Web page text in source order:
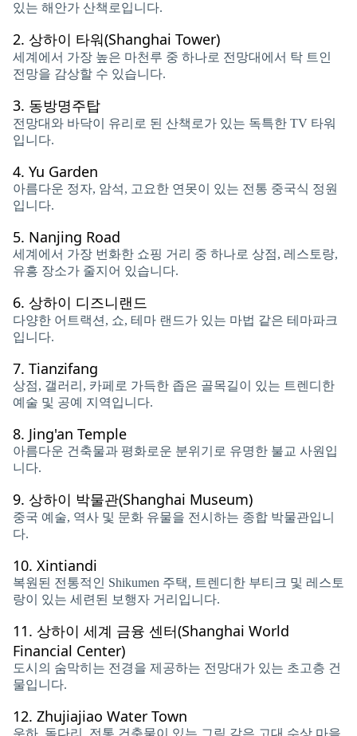
있는 해안가 산책로입니다.
2. 상하이 타워(Shanghai Tower)
세계에서 가장 높은 마천루 중 하나로 전망대에서 탁 트인
전망을 감상할 수 있습니다.
3. 동방명주탑
전망대와 바닥이 유리로 된 산책로가 있는 독특한 TV 타워
입니다.
4. Yu Garden
아름다운 정자, 암석, 고요한 연못이 있는 전통 중국식 정원
입니다.
5. Nanjing Road
세계에서 가장 번화한 쇼핑 거리 중 하나로 상점, 레스토랑,
유흥 장소가 줄지어 있습니다.
6. 상하이 디즈니랜드
다양한 어트랙션, 쇼, 테마 랜드가 있는 마법 같은 테마파크
입니다.
7. Tianzifang
상점, 갤러리, 카페로 가득한 좁은 골목길이 있는 트렌디한
예술 및 공예 지역입니다.
8. Jing'an Temple
아름다운 건축물과 평화로운 분위기로 유명한 불교 사원입
니다.
9. 상하이 박물관(Shanghai Museum)
중국 예술, 역사 및 문화 유물을 전시하는 종합 박물관입니
다.
10. Xintiandi
복원된 전통적인 Shikumen 주택, 트렌디한 부티크 및 레스토
랑이 있는 세련된 보행자 거리입니다.
11. 상하이 세계 금융 센터(Shanghai World
Financial Center)
도시의 숨막히는 전경을 제공하는 전망대가 있는 초고층 건
물입니다.
12. Zhujiajiao Water Town
운하, 돌다리, 전통 건축물이 있는 그림 같은 고대 수상 마을